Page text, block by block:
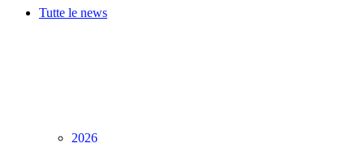
Tutte le news
2026